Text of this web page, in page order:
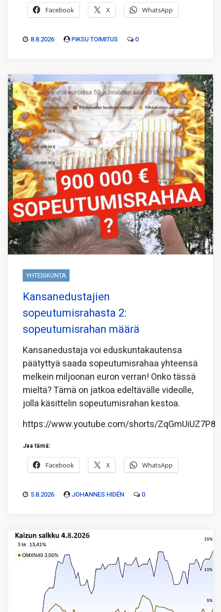
Facebook X WhatsApp
8.8.2026 PIKSU TOIMITUS 0
YHTEISKUNTA
Kansanedustajien
sopeutumisrahasta 2:
sopeutumisrahan määrä
Kansanedustaja voi eduskuntakautensa
päätyttyä saada sopeutumisrahaa yhteensä
melkein miljoonan euron verran! Onko tässä
mieltä? Tämä on jatkoa edeltävälle videolle,
jolla käsittelin sopeutumisrahan kestoa.
https://www.youtube.com/shorts/ZqGmUiUZ7P8
Jaa tämä:
Facebook X WhatsApp
5.8.2026 JOHANNES HIDÉN 0